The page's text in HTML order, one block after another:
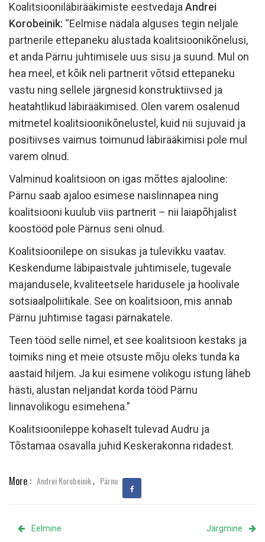
Koalitsiooniläbirääkimiste eestvedaja Andrei
Korobeinik: “Eelmise nädala alguses tegin neljale
partnerile ettepaneku alustada koalitsioonikõnelusi,
et anda Pärnu juhtimisele uus sisu ja suund. Mul on
hea meel, et kõik neli partnerit võtsid ettepaneku
vastu ning sellele järgnesid konstruktiivsed ja
heatahtlikud läbirääkimised. Olen varem osalenud
mitmetel koalitsioonikõnelustel, kuid nii sujuvaid ja
positiivses vaimus toimunud läbirääkimisi pole mul
varem olnud.
Valminud koalitsioon on igas mõttes ajalooline:
Pärnu saab ajaloo esimese naislinnapea ning
koalitsiooni kuulub viis partnerit – nii laiapõhjalist
koostööd pole Pärnus seni olnud.
Koalitsioonilepe on sisukas ja tulevikku vaatav.
Keskendume läbipaistvale juhtimisele, tugevale
majandusele, kvaliteetsele haridusele ja hoolivale
sotsiaalpoliitikale. See on koalitsioon, mis annab
Pärnu juhtimise tagasi pärnakatele.
Teen tööd selle nimel, et see koalitsioon kestaks ja
toimiks ning et meie otsuste mõju oleks tunda ka
aastaid hiljem. Ja kui esimene volikogu istung läheb
hästi, alustan neljandat korda tööd Pärnu
linnavolikogu esimehena.”
Koalitsioonileppe kohaselt tulevad Audru ja
Tõstamaa osavalla juhid Keskerakonna ridadest.
More : Andrei Korobeinik, Pärnu
Eelmine Järgmine